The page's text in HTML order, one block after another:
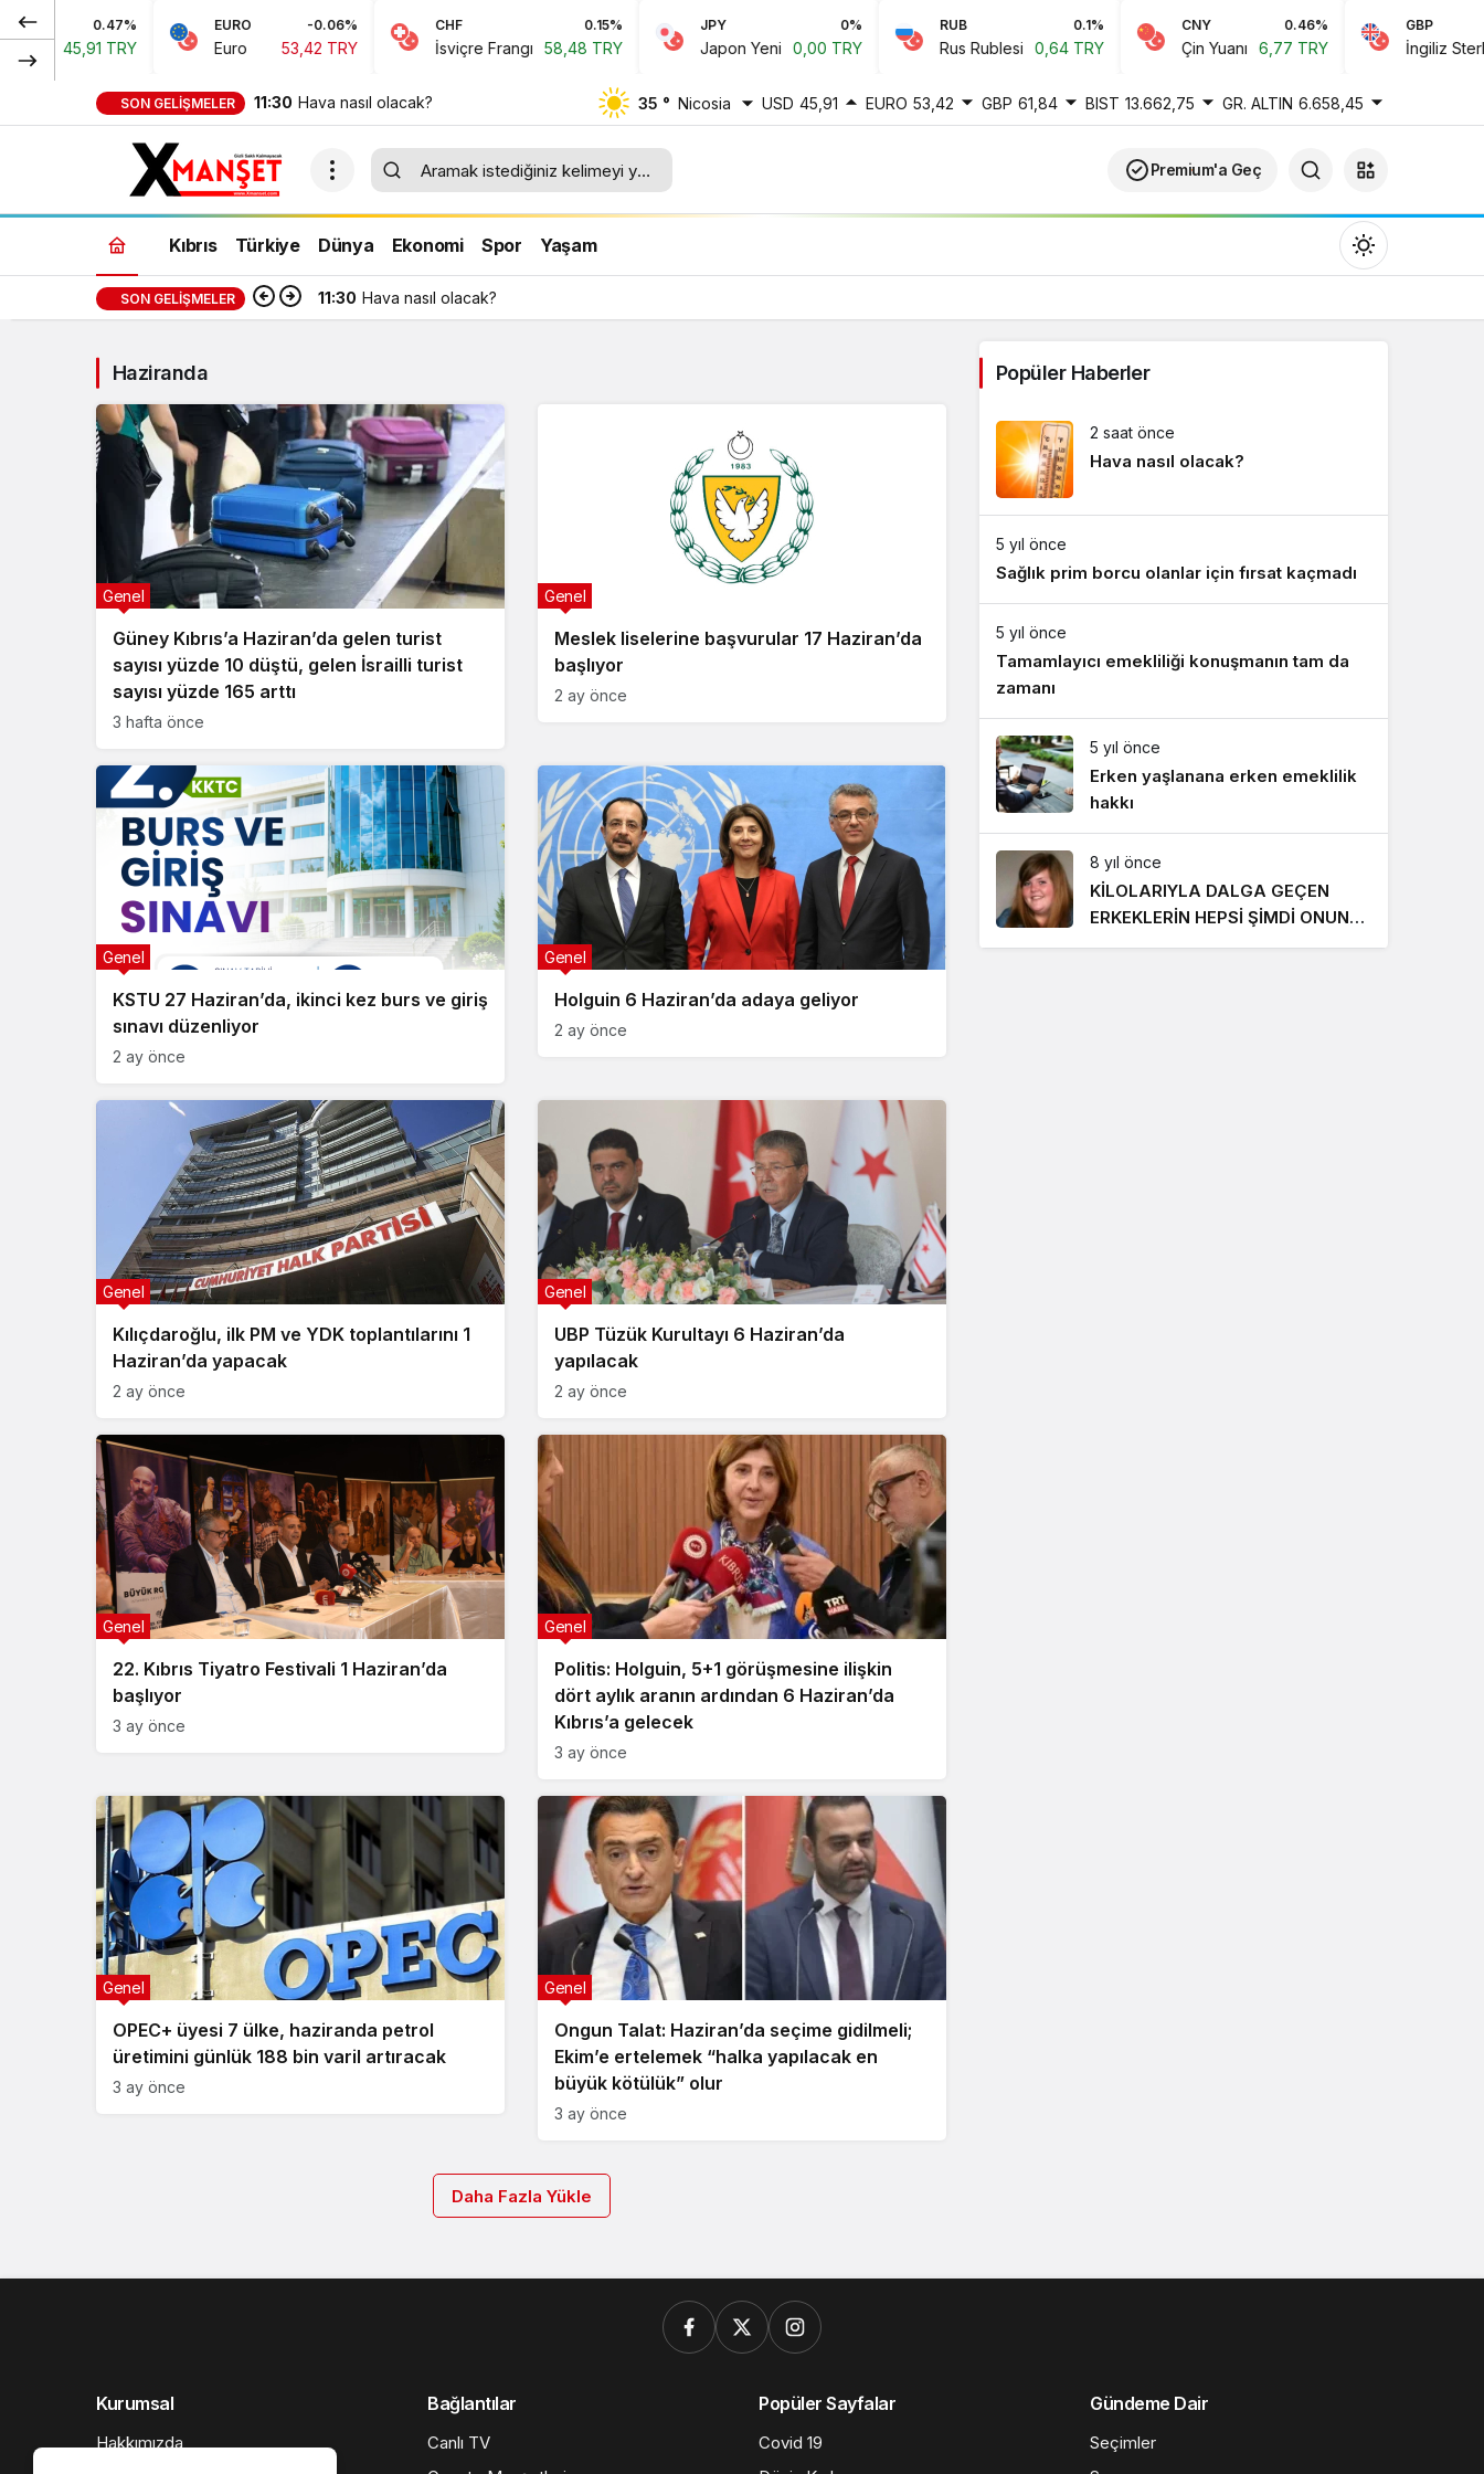
0.47%
TRY
EURO -0.06%
Euro 53,42 TRY
CHF
İsviçre Frangı 58,48 TRY Japon Yeni 0,00 TRY
RUB
Rus Rublesi 0,64 TRY
CNY
Çin Yuanı 6,77 TRY
GBP
İngiliz Sterlini
SON GELIŞMELER 11:30 Hava nasıl olacak? 35 ° Nicosia USD 45,91 EURO 53,42 GBP 61,84 BIST 13.662,75 GR. ALTIN 6.658,45
Premium'a Geç
Kıbrıs Türkiye Dünya Ekonomi Spor Yaşam
Gündüz modunu seçin.
Sistem Modu
SON GELIŞMELER 11:30 Hava nasıl olacak?
Haziranda
Güney Kıbrıs’a Haziran’da gelen turist
sayısı yüzde 10 düştü, gelen İsrailli turist
sayısı yüzde 165 arttı
Genel
3 hafta önce
Meslek liselerine başvurular 17 Haziran’da
başlıyor
Genel
2 ay önce
KSTU 27 Haziran’da, ikinci kez burs ve giriş
sınavı düzenliyor
Genel
2 ay önce
Holguin 6 Haziran’da adaya geliyor
Genel
2 ay önce
Kılıçdaroğlu, ilk PM ve YDK toplantılarını 1
Haziran’da yapacak
Genel
2 ay önce
UBP Tüzük Kurultayı 6 Haziran’da
yapılacak
Genel
2 ay önce
22. Kıbrıs Tiyatro Festivali 1 Haziran’da
başlıyor
Genel
3 ay önce
Politis: Holguin, 5+1 görüşmesine ilişkin
dört aylık aranın ardından 6 Haziran’da
Kıbrıs’a gelecek
Genel
3 ay önce
OPEC+ üyesi 7 ülke, haziranda petrol
üretimini günlük 188 bin varil artıracak
Genel
3 ay önce
Ongun Talat: Haziran’da seçime gidilmeli;
Ekim’e ertelemek “halka yapılacak en
büyük kötülük” olur
Genel
3 ay önce
Daha Fazla Yükle
Popüler Haberler
2 saat önce
Hava nasıl olacak?
5 yıl önce
Sağlık prim borcu olanlar için fırsat kaçmadı
5 yıl önce
Tamamlayıcı emekliliği konuşmanın tam da
zamanı
5 yıl önce
Erken yaşlanana erken emeklilik
hakkı
8 yıl önce
KİLOLARIYLA DALGA GEÇEN
ERKEKLERİN HEPSİ ŞİMDİ ONUN
PEŞİNDE! SON HALİ İNANILMAZ
Kurumsal
Hakkımızda
Bağlantılar
Canlı TV
Popüler Sayfalar
Covid 19
Gündeme Dair
Seçimler